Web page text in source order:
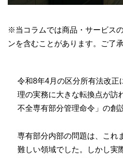
※当コラムでは商品・サービス
ンを含むことがあります。ご了
令和8年4月の区分所有法改正
理の実務に大きな転換点が訪
不全専有部分管理命令」の創
専有部分内部の問題は、これ
難しい領域でした。しかし実